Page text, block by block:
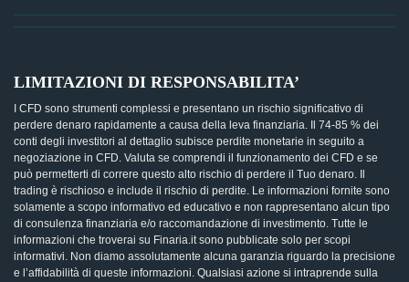
LIMITAZIONI DI RESPONSABILITA’
I CFD sono strumenti complessi e presentano un rischio significativo di
perdere denaro rapidamente a causa della leva finanziaria. Il 74-85 % dei
conti degli investitori al dettaglio subisce perdite monetarie in seguito a
negoziazione in CFD. Valuta se comprendi il funzionamento dei CFD e se
può permetterti di correre questo alto rischio di perdere il Tuo denaro. Il
trading è rischioso e include il rischio di perdite. Le informazioni fornite sono
solamente a scopo informativo ed educativo e non rappresentano alcun tipo
di consulenza finanziaria e/o raccomandazione di investimento. Tutte le
informazioni che troverai su Finaria.it sono pubblicate solo per scopi
informativi. Non diamo assolutamente alcuna garanzia riguardo la precisione
e l’affidabilità di queste informazioni. Qualsiasi azione si intraprende sulla